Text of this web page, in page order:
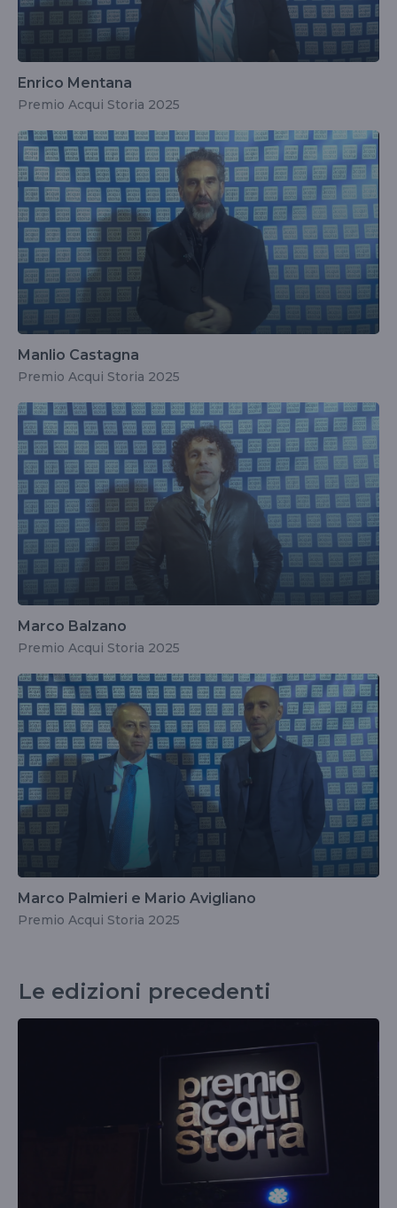
Enrico Mentana
Premio Acqui Storia 2025
Manlio Castagna
Premio Acqui Storia 2025
Marco Balzano
Premio Acqui Storia 2025
Marco Palmieri e Mario Avigliano
Premio Acqui Storia 2025
Le edizioni precedenti